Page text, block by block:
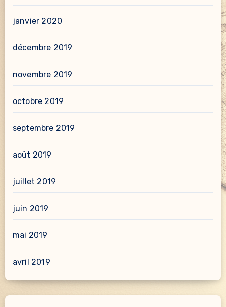
janvier 2020
décembre 2019
novembre 2019
octobre 2019
septembre 2019
août 2019
juillet 2019
juin 2019
mai 2019
avril 2019